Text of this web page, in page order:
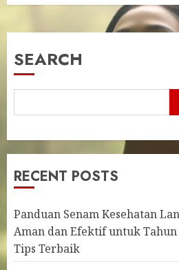
SEARCH
RECENT POSTS
Panduan Senam Kesehatan
Aman dan Efektif untuk
Tips Terbaik